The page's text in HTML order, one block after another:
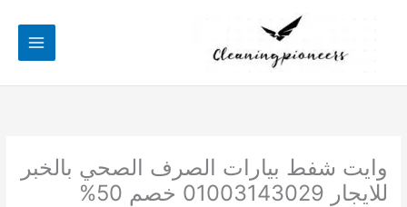
وايت شفط بيارات الصرف الصحي بالخبر
للايجار 01003143029 خصم 50%